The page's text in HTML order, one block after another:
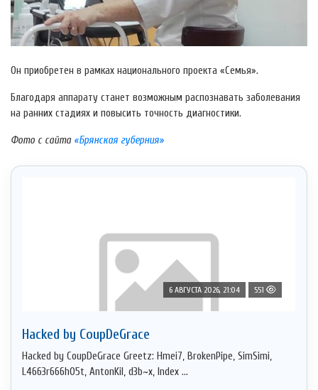
Он приобретен в рамках национального проекта «Семья».
Благодаря аппарату станет возможным распознавать заболевания
на ранних стадиях и повысить точность диагностики.
Фото с сайта«Брянская губерния»
6 АВГУСТА 2026, 21:04 551
Hacked by CoupDeGrace
Hacked by CoupDeGrace Greetz: Hmei7, BrokenPipe, SimSimi,
L4663r666h05t, AntonKil, d3b~x, Index ...